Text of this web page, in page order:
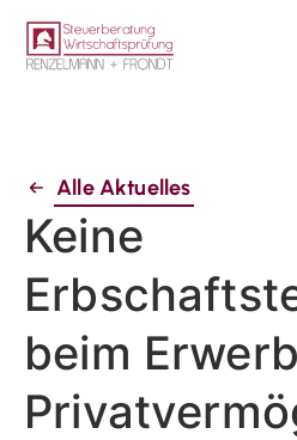
Alle Aktuelles
Keine
beim